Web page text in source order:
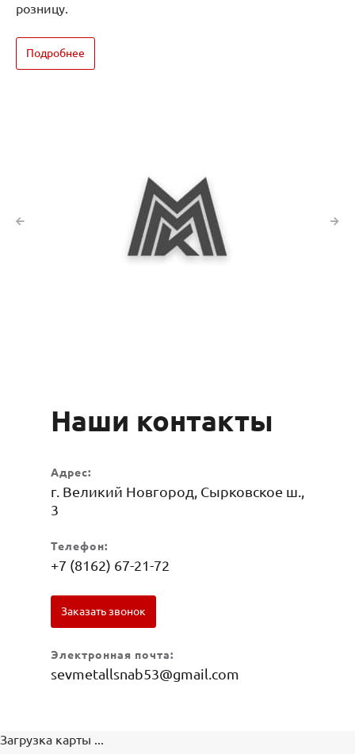
розницу.
Подробнее
Наши контакты
Адрес:
г. Великий Новгород, Сырковское ш.,
3
Телефон:
+7 (8162) 67-21-72
Заказать звонок
Электронная почта:
sevmetallsnab53@gmail.com
Загрузка карты ...